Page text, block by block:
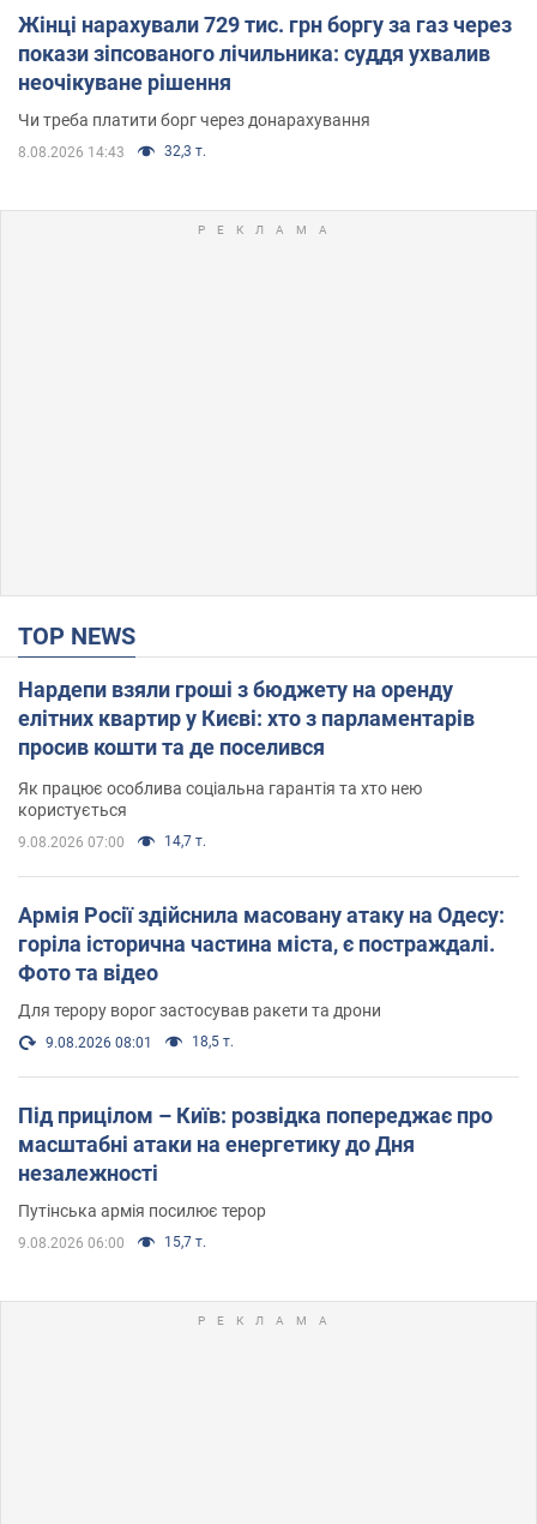
Жінці нарахували 729 тис. грн боргу за газ через
покази зіпсованого лічильника: суддя ухвалив
неочікуване рішення
Чи треба платити борг через донарахування
8.08.2026 14:43 32,3 т.
TOP NEWS
Нардепи взяли гроші з бюджету на оренду
елітних квартир у Києві: хто з парламентарів
просив кошти та де поселився
Як працює особлива соціальна гарантія та хто нею
користується
9.08.2026 07:00 14,7 т.
Армія Росії здійснила масовану атаку на Одесу:
горіла історична частина міста, є постраждалі.
Фото та відео
Для терору ворог застосував ракети та дрони
9.08.2026 08:01 18,5 т.
Під прицілом – Київ: розвідка попереджає про
масштабні атаки на енергетику до Дня
незалежності
Путінська армія посилює терор
9.08.2026 06:00 15,7 т.